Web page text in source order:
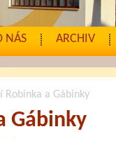
NÁS ARCHIV
Robinka a Gábinky
Gábinky